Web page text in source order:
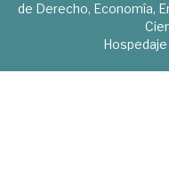
de Derecho, Economía,